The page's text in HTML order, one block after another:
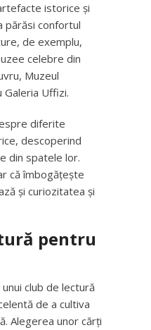
istorice și
părăsi confortul
de exemplu,
celebre din
Muzeul
Uffizi.
diferite
descoperind
din spatele lor.
că îmbogățește
și curiozitatea și
pentru
club de lectură
de a cultiva
Alegerea unor cărți